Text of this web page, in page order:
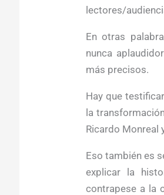
lectores/
En otras
nunca
más precisos.
Hay que
la
Ricardo Monreal
Eso también es
explicar la
contrapese a la